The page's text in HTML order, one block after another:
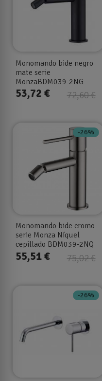
Monomando bide negro
mate serie
MonzaBDM039-2NG
72,60 €
53,72 €
-26%
Monomando bide cromo
serie Monza Níquel
cepillado BDM039-2NQ
75,02 €
55,51 €
-26%